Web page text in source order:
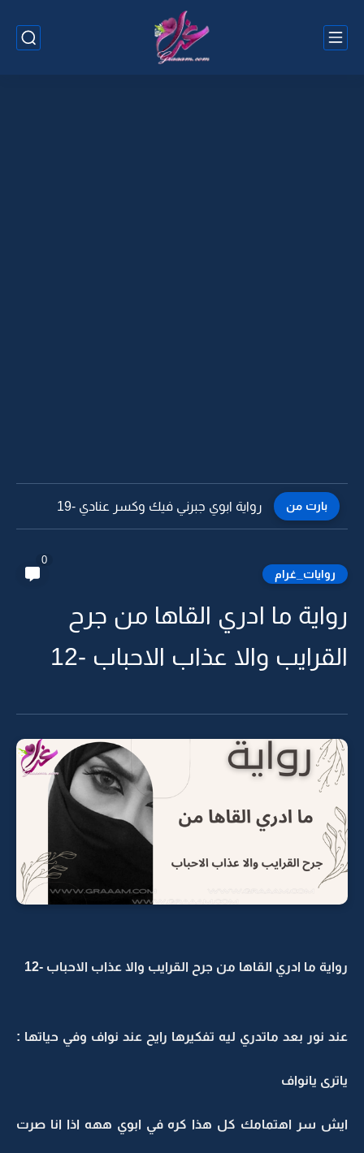
بارت من رواية ابوي جبرني فيك وكسر عنادي -18
روايات_غرام
0
رواية ما ادري القاها من جرح
القرايب والا عذاب الاحباب -12
رواية ما ادري القاها من جرح القرايب والا عذاب الاحباب -12
عند نور بعد ماتدري ليه تفكيرها رايح عند نواف وفي حياتها :
ياترى يانواف
ايش سر اهتمامك كل هذا كره في ابوي ههه اذا انا صرت